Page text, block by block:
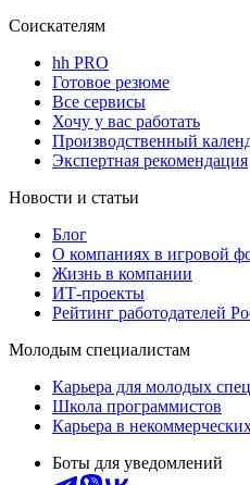
Соискателям
hh PRO
Готовое резюме
Все сервисы
Хочу у вас работать
Производственный
Экспертная рекомендация
Новости и статьи
Блог
О компаниях в игровой
Жизнь в компании
ИТ-проекты
Рейтинг работодателей
Молодым специалистам
Карьера для молодых
Школа программистов
Карьера в
Боты для уведомлений